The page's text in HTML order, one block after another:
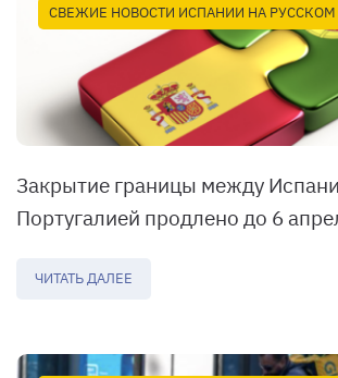
СВЕЖИЕ НОВОСТИ ИСПАНИИ НА
Закрытие границы между
Португалией продлено до 6
ЧИТАТЬ ДАЛЕЕ